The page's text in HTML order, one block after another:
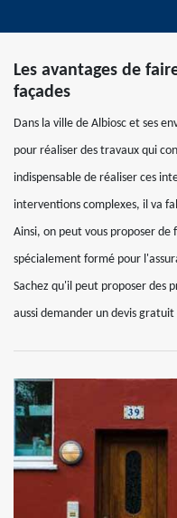
Les avantages de
façades
Dans la ville de Albiosc et ses
pour réaliser des travaux qui
indispensable de réaliser ces
interventions complexes, il va
Ainsi, on peut vous proposer
spécialement formé pour
Sachez qu'il peut proposer des
aussi demander un devis